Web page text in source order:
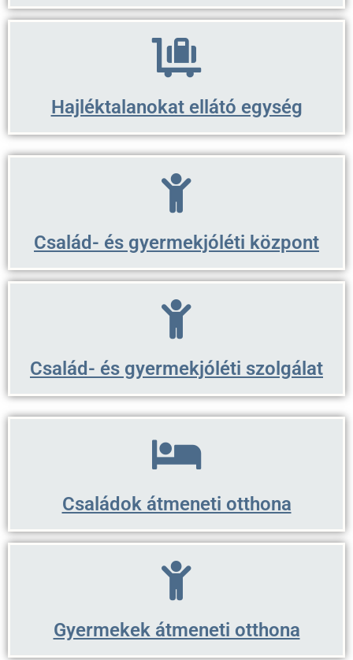
Hajléktalanokat ellátó egység
Család- és gyermekjóléti központ
Család- és gyermekjóléti szolgálat
Családok átmeneti otthona
Gyermekek átmeneti otthona